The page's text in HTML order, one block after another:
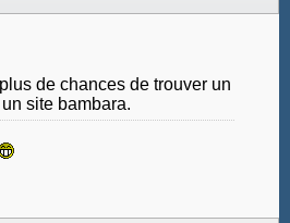
de chances de trouver un
site bambara.